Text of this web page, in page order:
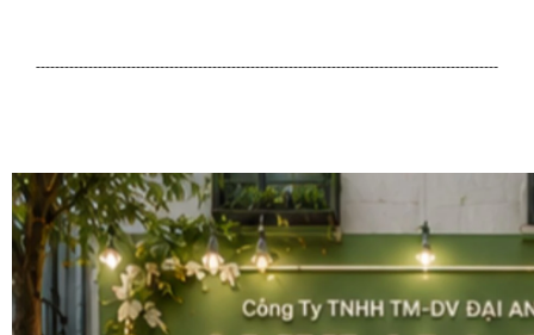
-------------------------------------------------------------------------------------------------